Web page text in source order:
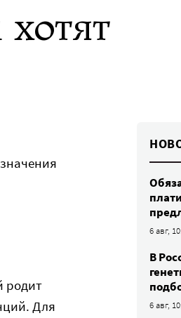
родит
Для
6 авг,
В
6 авг,